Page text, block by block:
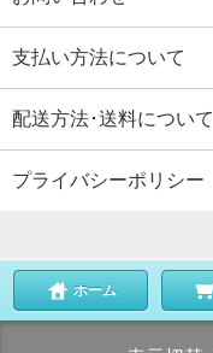
支払い方法について
配送方法･送料について
プライバシーポリシー
ホーム